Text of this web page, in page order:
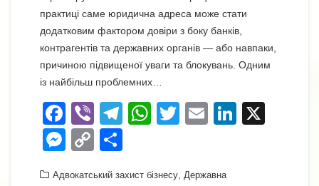
практиці саме юридична адреса може стати
додатковим фактором довіри з боку банків,
контрагентів та державних органів — або навпаки,
причиною підвищеної уваги та блокувань. Одним
із найбільш проблемних…
F
a
c
Vi
b
er
T
W
T
E
Li
M
C
Адвокатський захист бізнесу Державна